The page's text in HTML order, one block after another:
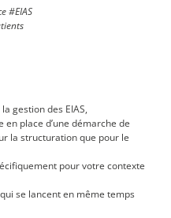
#EIAS
gestion des EIAS,
en place d’une démarche de
la structuration que pour le
pour votre contexte
se lancent en même temps